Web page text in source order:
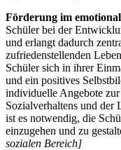
Förderung im
Schüler bei der
und erlangt dadurch
zufriedenstellenden
Schüler sich in ihrer
und ein positives
individuelle Angebote
Sozialverhaltens und der
ist es notwendig, die
einzugehen und zu
sozialen Bereich]